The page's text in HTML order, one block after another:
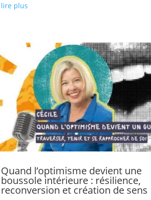
lire plus
Quand l’optimisme devient une
boussole intérieure : résilience,
reconversion et création de sens